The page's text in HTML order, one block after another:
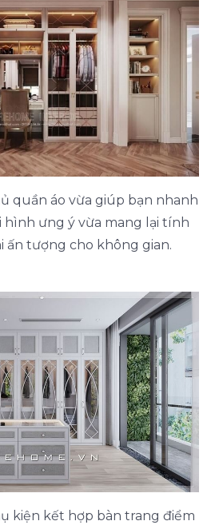
quần áo vừa giúp bạn nhanh
hình ưng ý vừa mang lại tính
ấn tượng cho không gian.
kiện kết hợp bàn trang điểm